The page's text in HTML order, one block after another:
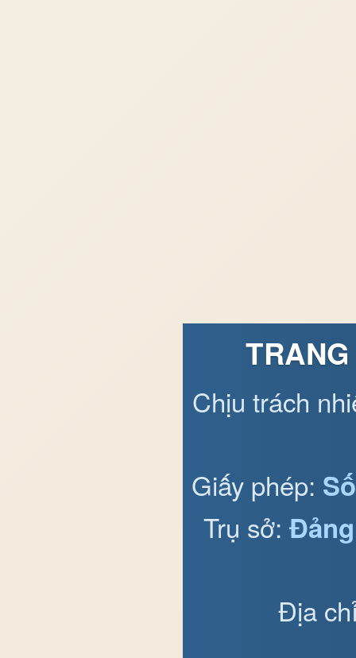
Chịu trách
Giấy phép:
Trụ sở:
Địa